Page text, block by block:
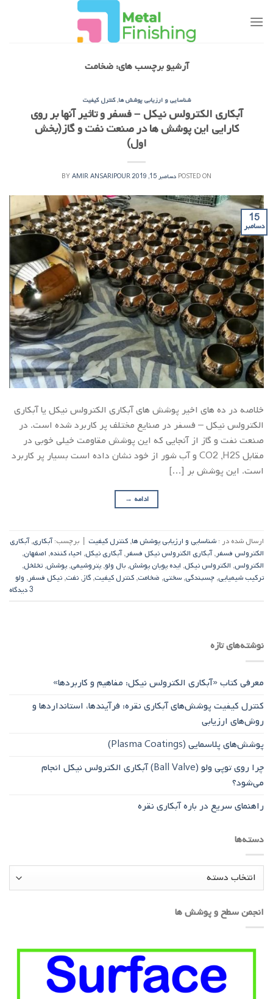
آرشیو برچسب های:ضخامت
شناسایی و ارزیابی پوشش ها ,کنترل کیفیت
آبکاری الکترولس نیکل – فسفر و تاثیر آنها بر روی
کارایی این پوشش ها در صنعت نفت و گاز(بخش
اول)
POSTED ON دسامبر 15, 2019 BYAMIR ANSARIPOUR
15
دسامبر
خلاصه در ده های اخیر پوشش های آبکاری الکترولس نیکل یا آبکاری
الکترولس نیکل – فسفر در صنایع مختلف پر کاربرد شده است. در
صنعت نفت و گاز از آنجایی که این پوشش مقاومت خیلی خوبی در
مقابل CO2 ,H2S و آب شور از خود نشان داده است بسیار پر کاربرد
است. این پوشش بر […]
ادامه →
ارسال شده در : شناسایی و ارزیابی پوشش ها, کنترل کیفیت | برچسب:آبکاری,آبکاری
الکترولس فسفر,آبکاری الکترولس نیکل فسفر,آبکاری نیکل, احیاء کننده, اصفهان,
الکترولس, الکترولس نیکل, ایده پویان پوشش, بال ولو, پتروشیمی, پوشش, تخلخل,
ترکیب شیمیایی, چسبندگی, سختی, ضخامت, کنترل کیفیت, گاز, نفت, نیکل فسفر, ولو
3 دیدگاه
نوشته‌های تازه
معرفی کتاب «آبکاری الکترولس نیکل: مفاهیم و کاربردها»
کنترل کیفیت پوشش‌های آبکاری نقره: فرآیندها، استانداردها و
روش‌های ارزیابی
پوشش‌های پلاسمایی (Plasma Coatings)
چرا روی توپی‌ ولو (Ball Valve) آبکاری الکترولس نیکل انجام
می‌شود؟
راهنمای سریع در باره آبکاری نقره
دسته‌ها
دسته‌ها
انجمن سطح و پوشش ها